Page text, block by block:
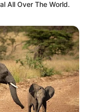
All Over The World.